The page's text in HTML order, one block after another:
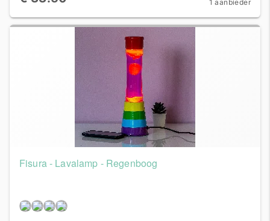
1 aanbieder
Fisura - Lavalamp - Regenboog